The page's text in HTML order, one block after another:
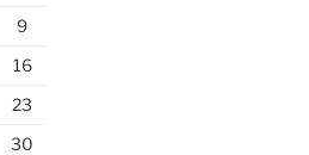
9
16
23
30